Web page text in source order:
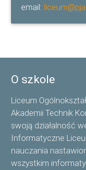
email:
O szkole
Liceum
Akademii Technik
swoją działalność
Informatyczne
nauczania
wszystkim